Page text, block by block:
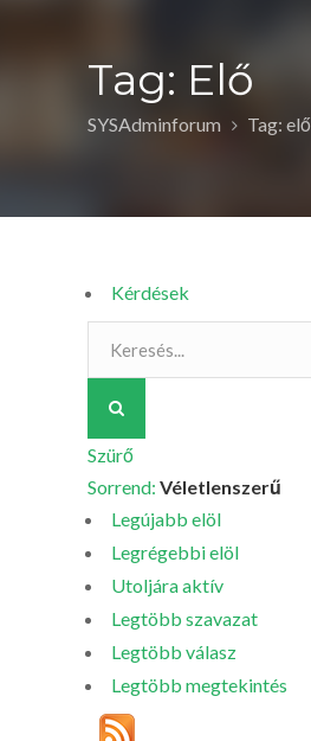
Tag: Elő
SYSAdminforum Tag: elő
Kérdések
Szürő
Sorrend: Véletlenszerű
Legújabb elöl
Legrégebbi elöl
Utoljára aktív
Legtöbb szavazat
Legtöbb válasz
Legtöbb megtekintés